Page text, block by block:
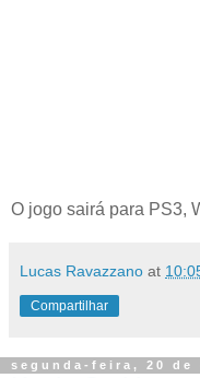
O jogo sairá para PS3,
Lucas Ravazzano at
Compartilhar
segunda-feira, 20 de